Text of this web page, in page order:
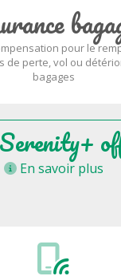
pour le
de perte, vol ou
bagages
En savoir plus